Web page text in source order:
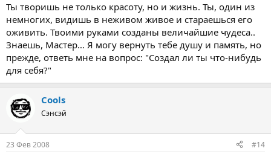
Ты творишь не только красоту, но и жизнь. Ты, один из
немногих, видишь в неживом живое и стараешься его
оживить. Твоими руками созданы величайшие чудеса..
Знаешь, Мастер… Я могу вернуть тебе душу и память, но
прежде, ответь мне на вопрос: "Создал ли ты что-нибудь
для себя?"
Cools
Сэнсэй
23 Фев 2008 #14